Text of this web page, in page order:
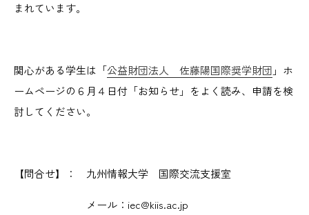
まれています。
関心がある学生は「公益財団法人 佐藤陽国際奨学財団 」ホ
ームページの６月４日付「お知らせ」をよく読み、申請を検
討してください。
【問合せ】： 九州情報大学 国際交流支援室
メール：iec@kiis.ac.jp